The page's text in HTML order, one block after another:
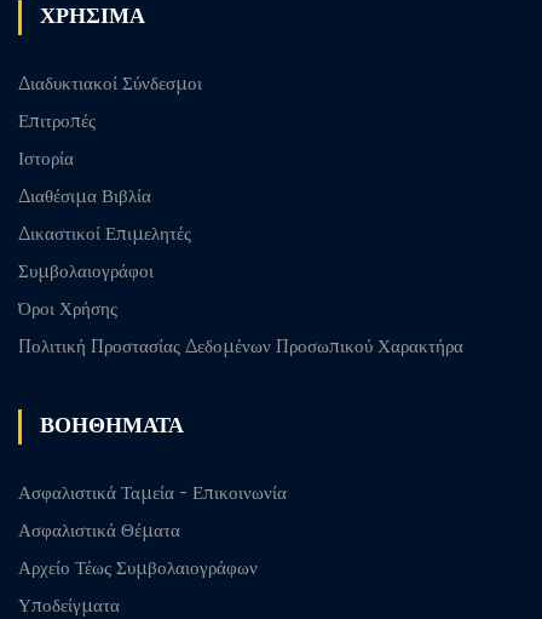
ΧΡΗΣΙΜΑ
Διαδυκτιακοί Σύνδεσμοι
Επιτροπές
Ιστορία
Διαθέσιμα Βιβλία
Δικαστικοί Επιμελητές
Συμβολαιογράφοι
Όροι Χρήσης
Πολιτική Προστασίας Δεδομένων Προσωπικού Χαρακτήρα
ΒΟΗΘΗΜΑΤΑ
Ασφαλιστικά Ταμεία - Επικοινωνία
Ασφαλιστικά Θέματα
Αρχείο Τέως Συμβολαιογράφων
Υποδείγματα